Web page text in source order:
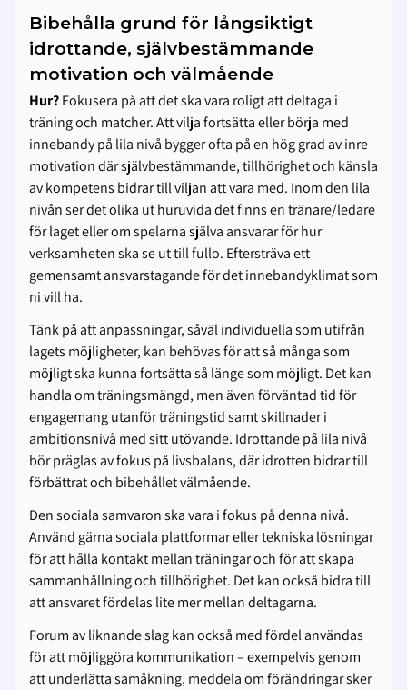
Bibehålla grund för långsiktigt
idrottande, självbestämmande
motivation och välmående
Hur?Fokusera på att det ska vara roligt att deltaga i
träning och matcher. Att vilja fortsätta eller börja med
innebandy på lila nivå bygger ofta på en hög grad av inre
motivation där självbestämmande, tillhörighet och känsla
av kompetens bidrar till viljan att vara med. Inom den lila
nivån ser det olika ut huruvida det finns en tränare/ledare
för laget eller om spelarna själva ansvarar för hur
verksamheten ska se ut till fullo. Eftersträva ett
gemensamt ansvarstagande för det innebandyklimat som
ni vill ha.
Tänk på att anpassningar, såväl individuella som utifrån
lagets möjligheter, kan behövas för att så många som
möjligt ska kunna fortsätta så länge som möjligt. Det kan
handla om träningsmängd, men även förväntad tid för
engagemang utanför träningstid samt skillnader i
ambitionsnivå med sitt utövande. Idrottande på lila nivå
bör präglas av fokus på livsbalans, där idrotten bidrar till
förbättrat och bibehållet välmående.
Den sociala samvaron ska vara i fokus på denna nivå.
Använd gärna sociala plattformar eller tekniska lösningar
för att hålla kontakt mellan träningar och för att skapa
sammanhållning och tillhörighet. Det kan också bidra till
att ansvaret fördelas lite mer mellan deltagarna.
Forum av liknande slag kan också med fördel användas
för att möjliggöra kommunikation – exempelvis genom
att underlätta samåkning, meddela om förändringar sker